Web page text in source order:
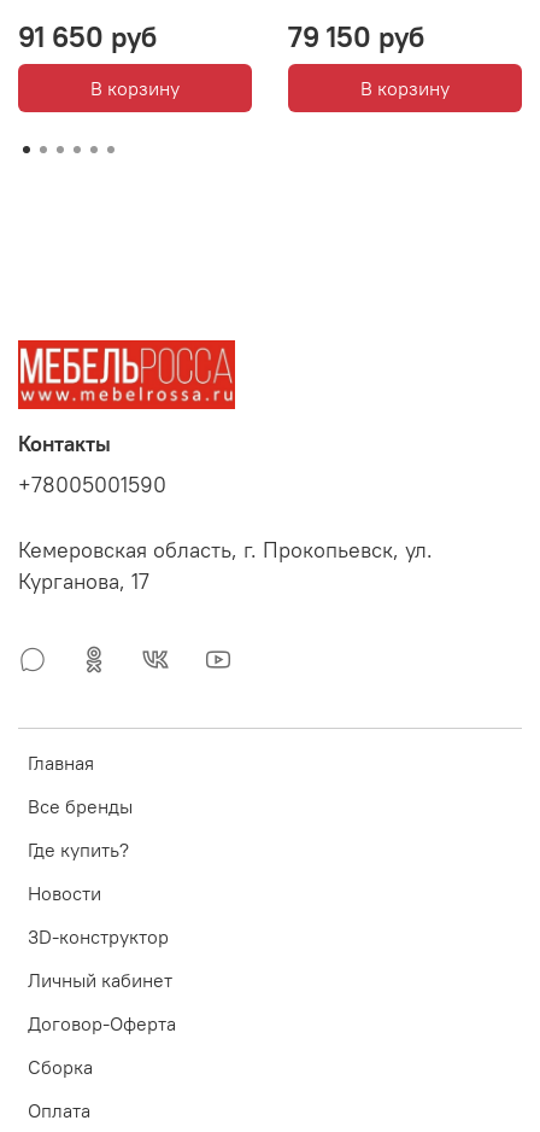
91 650 руб
В корзину
79 150 руб
В корзину
Главная
Все бренды
Где купить?
Новости
3D-конструктор
Личный кабинет
Договор-Оферта
Сборка
Оплата
Контакты
+78005001590
Кемеровская область, г. Прокопьевск, ул.
Курганова, 17